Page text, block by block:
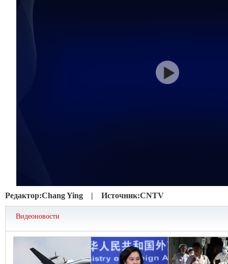
Редактор:Chang Ying | Источник:CNTV
Видеоновости